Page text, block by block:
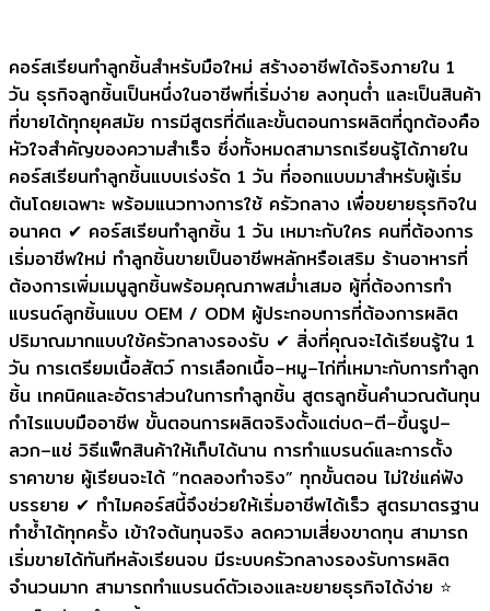
คอร์สเรียนทำลูกชิ้นสำหรับมือใหม่ สร้างอาชีพได้จริงภายใน 1
วัน ธุรกิจลูกชิ้นเป็นหนึ่งในอาชีพที่เริ่มง่าย ลงทุนต่ำ และเป็นสินค้า
ที่ขายได้ทุกยุคสมัย การมีสูตรที่ดีและขั้นตอนการผลิตที่ถูกต้องคือ
หัวใจสำคัญของความสำเร็จ ซึ่งทั้งหมดสามารถเรียนรู้ได้ภายใน
คอร์สเรียนทำลูกชิ้นแบบเร่งรัด 1 วัน ที่ออกแบบมาสำหรับผู้เริ่ม
ต้นโดยเฉพาะ พร้อมแนวทางการใช้ ครัวกลาง เพื่อขยายธุรกิจใน
อนาคต ✔ คอร์สเรียนทำลูกชิ้น 1 วัน เหมาะกับใคร คนที่ต้องการ
เริ่มอาชีพใหม่ ทำลูกชิ้นขายเป็นอาชีพหลักหรือเสริม ร้านอาหารที่
ต้องการเพิ่มเมนูลูกชิ้นพร้อมคุณภาพสม่ำเสมอ ผู้ที่ต้องการทำ
แบรนด์ลูกชิ้นแบบ OEM / ODM ผู้ประกอบการที่ต้องการผลิต
ปริมาณมากแบบใช้ครัวกลางรองรับ ✔ สิ่งที่คุณจะได้เรียนรู้ใน 1
วัน การเตรียมเนื้อสัตว์ การเลือกเนื้อ–หมู–ไก่ที่เหมาะกับการทำลูก
ชิ้น เทคนิคและอัตราส่วนในการทำลูกชิ้น สูตรลูกชิ้นคำนวณต้นทุน
กำไรแบบมืออาชีพ ขั้นตอนการผลิตจริงตั้งแต่บด–ตี–ขึ้นรูป–
ลวก–แช่ วิธีแพ็กสินค้าให้เก็บได้นาน การทำแบรนด์และการตั้ง
ราคาขาย ผู้เรียนจะได้ “ทดลองทำจริง” ทุกขั้นตอน ไม่ใช่แค่ฟัง
บรรยาย ✔ ทำไมคอร์สนี้จึงช่วยให้เริ่มอาชีพได้เร็ว สูตรมาตรฐาน
ทำซ้ำได้ทุกครั้ง เข้าใจต้นทุนจริง ลดความเสี่ยงขาดทุน สามารถ
เริ่มขายได้ทันทีหลังเรียนจบ มีระบบครัวกลางรองรับการผลิต
จำนวนมาก สามารถทำแบรนด์ตัวเองและขยายธุรกิจได้ง่าย ⭐